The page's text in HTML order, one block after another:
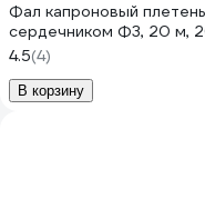
Фал капроновый
сердечником Ф3, 20 м,
4.5(4)
В корзину